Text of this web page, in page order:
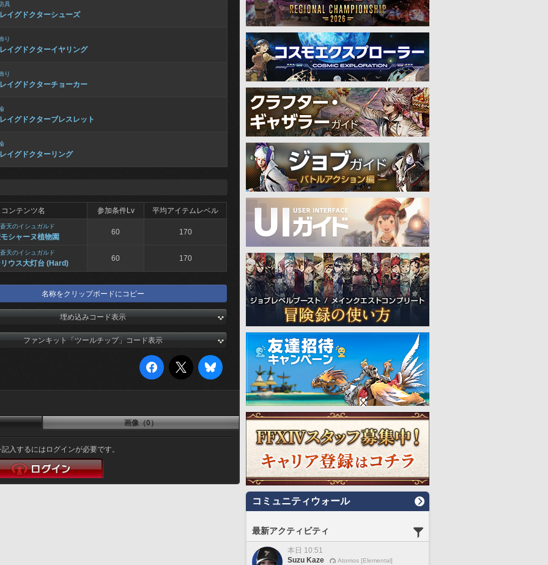
具
イグドクターシューズ
り
イグドクターイヤリング
り
イグドクターチョーカー
イグドクターブレスレット
イグドクターリング
コンテンツ名 参加条件Lv 平均アイテムレベル
蒼天のイシュガルド
シャーヌ植物園
60 170
蒼天のイシュガルド
ウス大灯台 (Hard)
60 170
名称をクリップボードにコピー
埋め込みコード表示
ファンキット「ツールチップ」コード表示
画像（0）
入するにはログインが必要です。
コミュニティウォール
最新アクティビティ
本日 10:51
Suzu Kaze
Atomos [Elemental]